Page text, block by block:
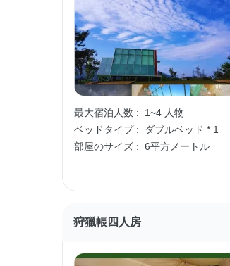
最大宿泊人数 :
1~4 人物
ベッドタイプ :
ダブルベッド * 1
部屋のサイズ : 6平方メートル
狩獵帳四人房